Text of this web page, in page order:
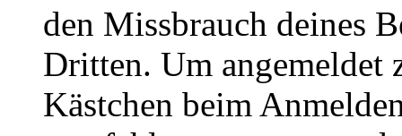
den Missbrauch deines
Dritten. Um angemeldet
Kästchen beim